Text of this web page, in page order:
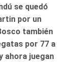
se quedó
por un
también
por 77 a
ahora juegan